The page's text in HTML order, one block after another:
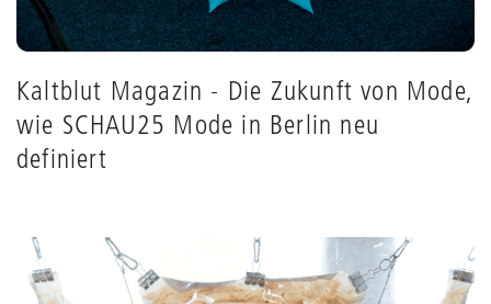
Kaltblut Magazin - Die Zukunft von Mode,
wie SCHAU25 Mode in Berlin neu
definiert